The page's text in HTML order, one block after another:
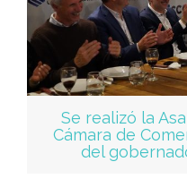
Se realizó la
Cámara de
del